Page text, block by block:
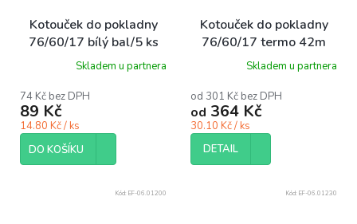
Kotouček do pokladny
76/60/17 bílý bal/5 ks
Skladem u partnera
74 Kč bez DPH
89 Kč
14.80 Kč / ks
DO KOŠÍKU
Kotouček do pokladny
76/60/17 termo 42m
bal/10 ks
Skladem u partnera
od 301 Kč bez DPH
od 364 Kč
30.10 Kč / ks
DETAIL
Kód: EF-06.01200 Kód: EF-06.01230